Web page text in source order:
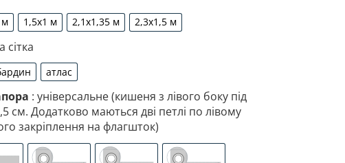
м
м
1,5х1 м
1,5х1 м
2,1х1,35 м
2,1х1,35 м
2,3х1,5 м
2,3х1,5 м
сітка
габардин
атлас
атлас
: універсальне (кишеня з лівого боку під
см. Додатково маються дві петлі по лівому
закріплення на флагшток)